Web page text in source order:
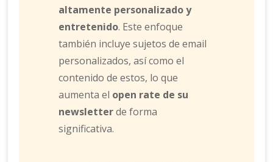
altamente personalizado y
entretenido. Este enfoque
también incluye sujetos de email
personalizados, así como el
contenido de estos, lo que
aumenta el open rate de su
newsletterde forma
significativa.